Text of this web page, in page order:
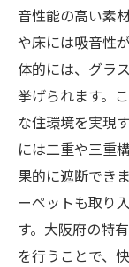
効果的な
成功事
大阪
実際の
証
成功を
ディ
大阪
成功
音性能の高い素
や床には吸音性
体的には、グラ
挙げられます。
な住環境を実現
には二重や三重
果的に遮断でき
ーペットも取り
す。大阪府の特
を行うことで、